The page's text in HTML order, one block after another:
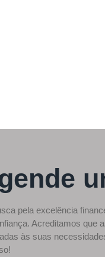
pela excelência
Acreditamos que
às suas